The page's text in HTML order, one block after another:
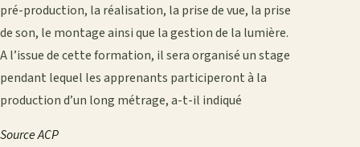
pré-production, la réalisation, la prise de vue, la prise
de son, le montage ainsi que la gestion de la lumière.
A l’issue de cette formation, il sera organisé un stage
pendant lequel les apprenants participeront à la
production d’un long métrage, a-t-il indiqué
Source ACP